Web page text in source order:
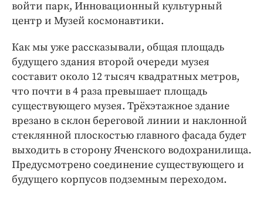
войти парк, Инновационный культурный
центр и Музей космонавтики.
Как мы уже рассказывали, общая площадь
будущего здания второй очереди музея
составит около 12 тысяч квадратных метров,
что почти в 4 раза превышает площадь
существующего музея. Трёхэтажное здание
врезано в склон береговой линии и наклонной
стеклянной плоскостью главного фасада будет
выходить в сторону Яченского водохранилища.
Предусмотрено соединение существующего и
будущего корпусов подземным переходом.